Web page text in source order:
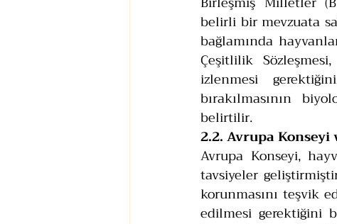
belirli bir mevzuata
bağlamında
Çeşitlilik
izlenmesi
bırakılmasının
belirtilir.
2.2. Avrupa
Avrupa Konseyi,
tavsiyeler
korunmasını teşvik
edilmesi gerektiğini